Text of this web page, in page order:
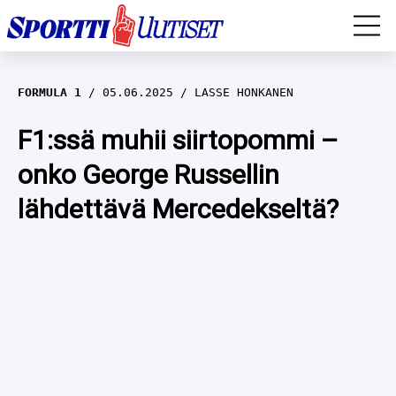
EM-YLEISURHEILU
JÄÄKIEKKO
YLEISURHEILU
WILMA HELTELÄ
TALVILAJIT
FORMULA 1 05.06.2025 LASSE HONKANEN
F1:ssä muhii siirtopommi –
onko George Russellin
lähdettävä Mercedekseltä?